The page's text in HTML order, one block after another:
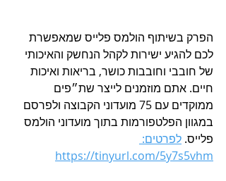
הפרק בשיתוף הולמס פלייס שמאפשרת
לכם להגיע ישירות לקהל הנחשק והאיכותי
של חובבי וחובבות כושר, בריאות ואיכות
חיים. אתם מוזמנים לייצר שת״פים
ממוקדים עם 75 מועדוני הקבוצה ולפרסם
במגוון הפלטפורמות בתוך מועדוני הולמס
פלייס. לפרטים:
https://tinyurl.com/5y7s5vhm